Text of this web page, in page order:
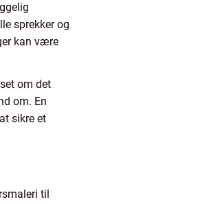
sprekker og
kan være
om det
om. En
sikre et
til